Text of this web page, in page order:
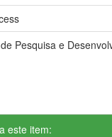
Pesquisa e
este item: